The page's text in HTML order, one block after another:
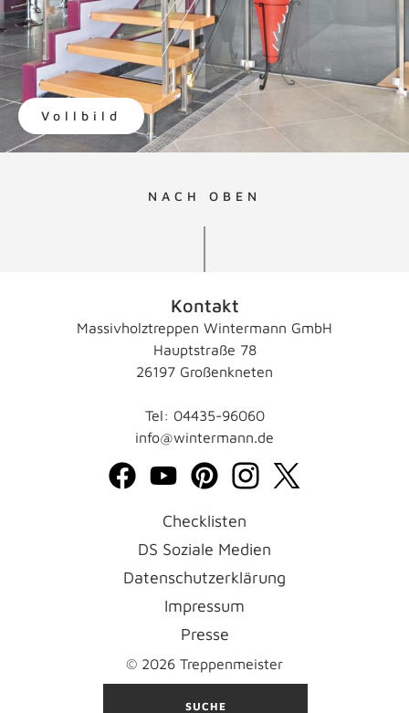
SUCHE
Vollbild
NACH OBEN
Kontakt
Massivholztreppen Wintermann GmbH
Hauptstraße 78
26197 Großenkneten
Tel: 04435-96060
info@wintermann.de
© 2026 Treppenmeister
Checklisten
DS Soziale Medien
Datenschutzerklärung
Impressum
Presse